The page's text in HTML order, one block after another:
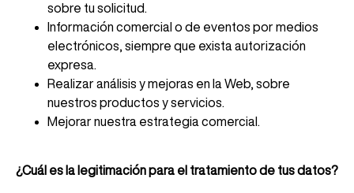
sobre tu solicitud.
Información comercial o de eventos por medios
electrónicos, siempre que exista autorización
expresa.
Realizar análisis y mejoras en la Web, sobre
nuestros productos y servicios.
Mejorar nuestra estrategia comercial.
¿Cuál es la legitimación para el tratamiento de tus datos?